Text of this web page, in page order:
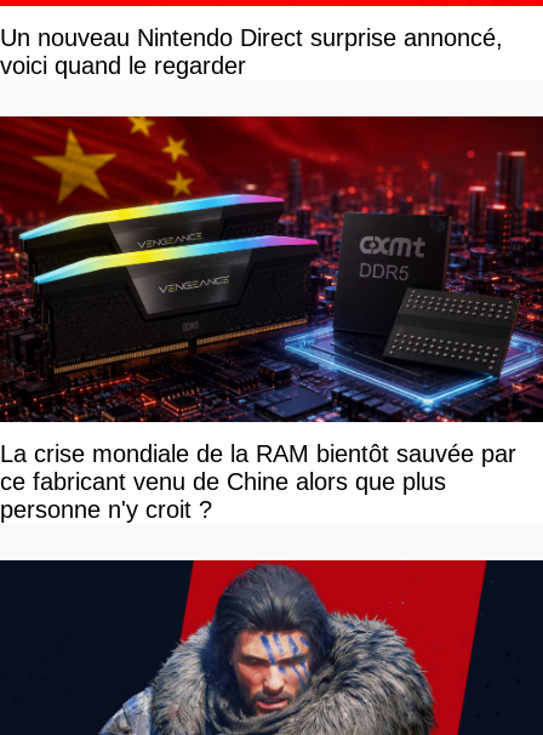
Un nouveau Nintendo Direct surprise annoncé,
voici quand le regarder
La crise mondiale de la RAM bientôt sauvée par
ce fabricant venu de Chine alors que plus
personne n'y croit ?